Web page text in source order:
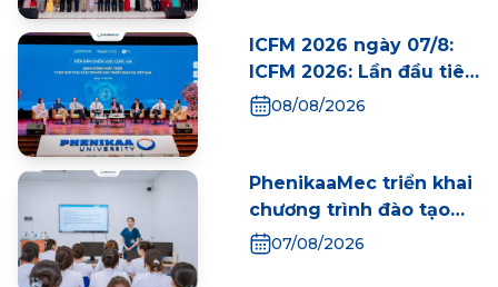
ICFM 2026 ngày 07/8:
ICFM 2026: Lần đầu tiên
Việt Nam tổ chức Diễn
học bào thai trong kỷ
nguyên mới
08/08/2026
PhenikaaMec triển khai
chương trình đào tạo
tiền thực tập cho sinh
07/08/2026